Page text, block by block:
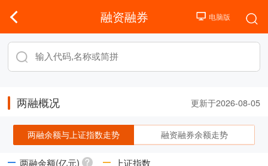
融资融券
两融概况 更新于2026-08-05
两融余额与上证指数走势 融资融券余额走势
两融余额(亿元) 上证指数